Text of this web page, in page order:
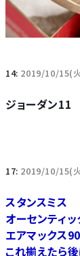
14: 2019/10/15(
ジョーダン11
17: 2019/10/15(
スタンスミス
オーセンティッ
エアマックス90
これ揃えたら